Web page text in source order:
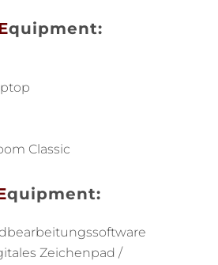
quipment:
Classic
quipment:
Zeichenpad /